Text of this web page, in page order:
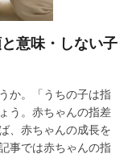
意味・しない子
か。「うちの子は指
う。赤ちゃんの指差
、赤ちゃんの成長を
事では赤ちゃんの指